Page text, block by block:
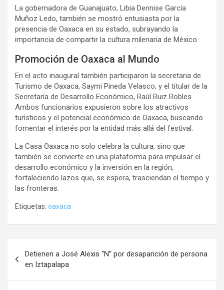
La gobernadora de Guanajuato, Libia Dennise García
Muñoz Ledo, también se mostró entusiasta por la
presencia de Oaxaca en su estado, subrayando la
importancia de compartir la cultura milenaria de México.
Promoción de Oaxaca al Mundo
En el acto inaugural también participaron la secretaria de
Turismo de Oaxaca, Saymi Pineda Velasco, y el titular de la
Secretaría de Desarrollo Económico, Raúl Ruiz Robles.
Ambos funcionarios expusieron sobre los atractivos
turísticos y el potencial económico de Oaxaca, buscando
fomentar el interés por la entidad más allá del festival.
La Casa Oaxaca no solo celebra la cultura, sino que
también se convierte en una plataforma para impulsar el
desarrollo económico y la inversión en la región,
fortaleciendo lazos que, se espera, trasciendan el tiempo y
las fronteras.
Etiquetas: oaxaca
de
entradas
Detienen a José Alexis “N” por desaparición de persona
en Iztapalapa